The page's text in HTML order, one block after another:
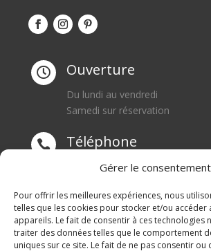
Gérer le consentement
Pour offrir les meilleures expériences, nous
telles que les cookies pour stocker et/ou accéder
appareils. Le fait de consentir à ces technologies
traiter des données telles que le comportement
uniques sur ce site. Le fait de ne pas consentir ou
 Ouverture
Du lundi au vendredi
Samedi sur réservation
 Téléphone
0668550471
 Adresse
1 rue du Blanc Poirier
70110 SENARGENT